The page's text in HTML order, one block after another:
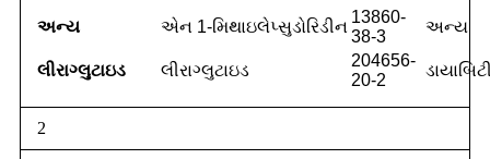
અન્ય એન 1-મિથાઇલેપ્સુડોરિડીન
13860-
38-3
અન્ય
લીરાગ્લુટાઇડ લીરાગ્લુટાઇડ
204656-
20-2
2